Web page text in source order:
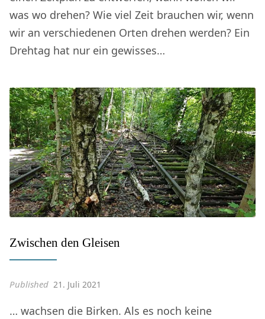
was wo drehen? Wie viel Zeit brauchen wir, wenn
wir an verschiedenen Orten drehen werden? Ein
Drehtag hat nur ein gewisses…
Zwischen den Gleisen
Published 21. Juli 2021
… wachsen die Birken. Als es noch keine